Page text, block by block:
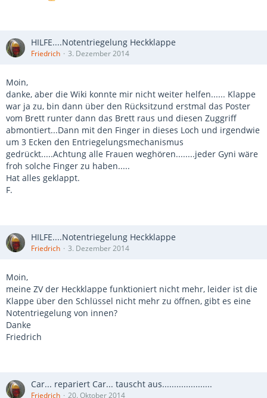
HILFE....Notentriegelung Heckklappe
Friedrich 3. Dezember 2014
Moin,
danke, aber die Wiki konnte mir nicht weiter helfen...... Klappe
war ja zu, bin dann über den Rücksitzund erstmal das Poster
vom Brett runter dann das Brett raus und diesen Zuggriff
abmontiert...Dann mit den Finger in dieses Loch und irgendwie
um 3 Ecken den Entriegelungsmechanismus
gedrückt.....Achtung alle Frauen weghören........jeder Gyni wäre
froh solche Finger zu haben.....
Hat alles geklappt.
F.
HILFE....Notentriegelung Heckklappe
Friedrich 3. Dezember 2014
Moin,
meine ZV der Heckklappe funktioniert nicht mehr, leider ist die
Klappe über den Schlüssel nicht mehr zu öffnen, gibt es eine
Notentriegelung von innen?
Danke
Friedrich
Car... repariert Car... tauscht aus.....................
Friedrich 20. Oktober 2014